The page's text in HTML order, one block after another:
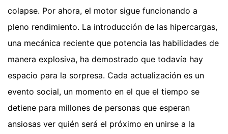
colapse. Por ahora, el motor sigue funcionando a
pleno rendimiento. La introducción de las hipercargas,
una mecánica reciente que potencia las habilidades de
manera explosiva, ha demostrado que todavía hay
espacio para la sorpresa. Cada actualización es un
evento social, un momento en el que el tiempo se
detiene para millones de personas que esperan
ansiosas ver quién será el próximo en unirse a la